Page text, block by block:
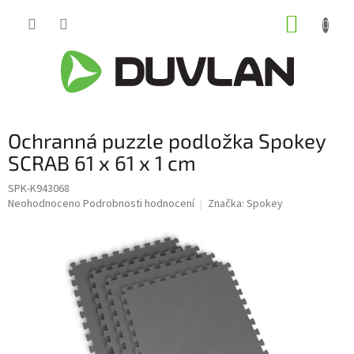
Ochranná puzzle podložka Spokey
SCRAB 61 x 61 x 1 cm
SPK-K943068
Průměrné
Neohodnoceno Podrobnosti hodnocení Značka: Spokey